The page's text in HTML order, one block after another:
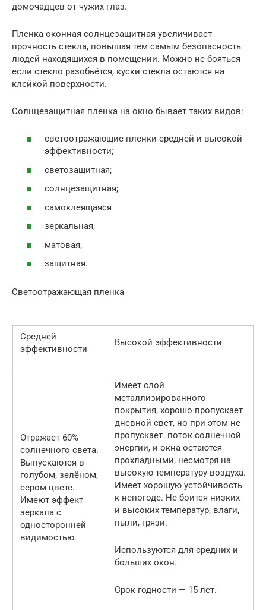
домочадцев от чужих глаз.
Пленка оконная солнцезащитная увеличивает
прочность стекла, повышая тем самым безопасность
людей находящихся в помещении. Можно не бояться
если стекло разобьётся, куски стекла остаются на
клейкой поверхности.
Солнцезащитная пленка на окно бывает таких видов:
светоотражающие пленки средней и высокой
эффективности;
светозащитная;
солнцезащитная;
самоклеящаяся
зеркальная;
матовая;
защитная.
Светоотражающая пленка
Средней
эффективности
Высокой эффективности
Отражает 60%
солнечного света.
Выпускаются в
голубом, зелёном,
сером цвете.
Имеют эффект
зеркала с
односторонней
видимостью.
Имеет слой
металлизированного
покрытия, хорошо пропускает
дневной свет, но при этом не
пропускает поток солнечной
энергии, и окна остаются
прохладными, несмотря на
высокую температуру воздуха.
Имеет хорошую устойчивость
к непогоде. Не боится низких
и высоких температур, влаги,
пыли, грязи.
Используются для средних и
больших окон.
Срок годности — 15 лет.